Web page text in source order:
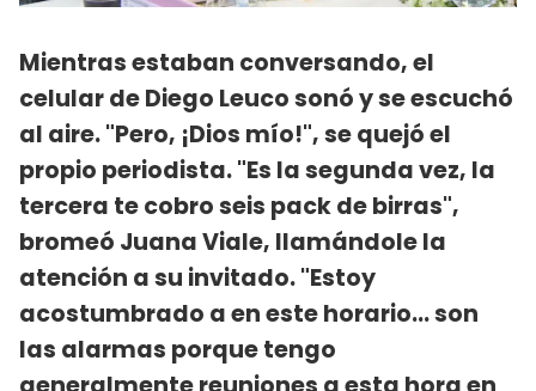
Mientras estaban conversando, el
celular de Diego Leuco sonó y se escuchó
al aire. "Pero, ¡Dios mío!", se quejó el
propio periodista. "Es la segunda vez, la
tercera te cobro seis pack de birras",
bromeó Juana Viale, llamándole la
atención a su invitado. "Estoy
acostumbrado a en este horario... son
las alarmas porque tengo